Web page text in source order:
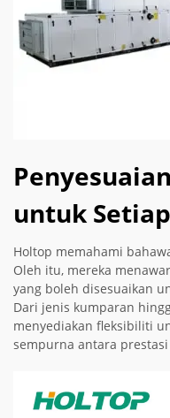
untuk
Holtop memahami
Oleh itu, mereka
yang boleh disesuaikan
Dari jenis kumparan
menyediakan fleksibiliti
sempurna antara